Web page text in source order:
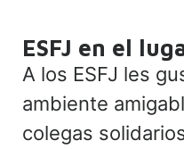
ESFJ en el
A los ESFJ les
ambiente
colegas